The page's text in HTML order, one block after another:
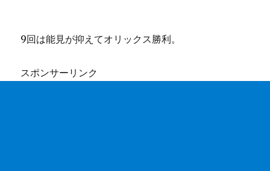
9回は能見が抑えてオリックス勝利。
スポンサーリンク